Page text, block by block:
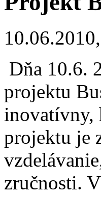
Dňa 10.6.
projektu
inovatívny,
projektu je
zručnosti.